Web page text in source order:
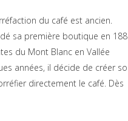
du café est ancien.
sa première boutique en
du Mont Blanc en Vallée
années, il décide de créer
directement le café. Dès